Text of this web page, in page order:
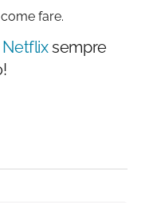
fare.
sempre